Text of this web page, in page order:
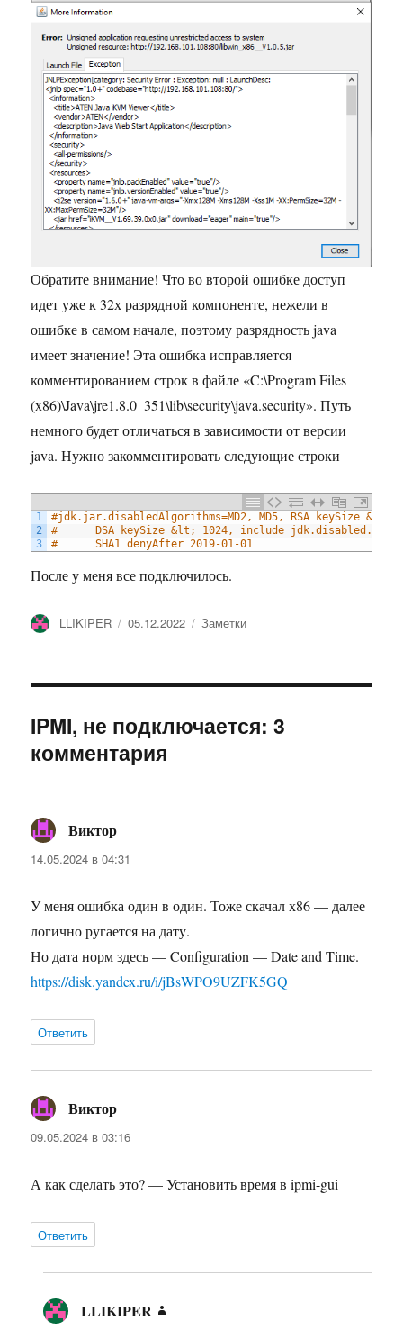
Обратите внимание! Что во второй ошибке доступ
идет уже к 32х разрядной компоненте, нежели в
ошибке в самом начале, поэтому разрядность java
имеет значение! Эта ошибка исправляется
комментированием строк в файле «C:\Program Files
(x86)\Java\jre1.8.0_351\lib\security\java.security». Путь
немного будет отличаться в зависимости от версии
java. Нужно закомментировать следующие строки
1
2
3
#jdk.jar.disabledAlgorithms=MD2, MD5, RSA keySize &lt;
#      DSA keySize &lt; 1024, include
#      SHA1 denyAfter 2019-01-01
После у меня все подключилось.
Автор
LLIKIPER Опубликовано
05.12.2022 Рубрики
Заметки
IPMI, не подключается: 3
комментария
Виктор
14.05.2024 в 04:31
У меня ошибка один в один. Тоже скачал х86 — далее
логично ругается на дату.
Но дата норм здесь — Configuration — Date and Time.
https://disk.yandex.ru/i/jBsWPO9UZFK5GQ
Ответить
Виктор
09.05.2024 в 03:16
А как сделать это? — Установить время в ipmi-gui
Ответить
LLIKIPER